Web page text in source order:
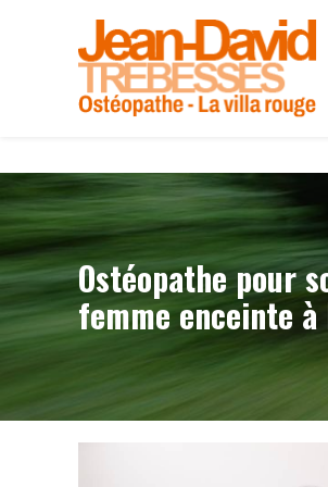
Ostéopathe pour
femme enceinte